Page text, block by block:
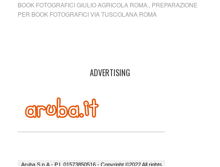
BOOK FOTOGRAFICI GIULIO AGRICOLA ROMA. PREPARAZIONE
PER BOOK FOTOGRAFICI VIA TUSCOLANA ROMA
ADVERTISING